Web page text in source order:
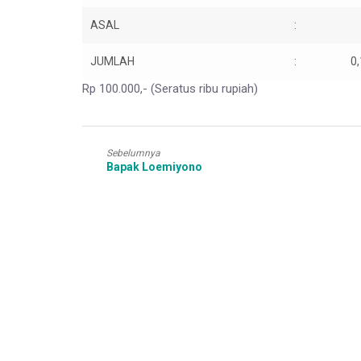
ASAL :
JUMLAH :
Rp 100.000,- (Seratus ribu rupiah)
Sebelumnya
Bapak Loemiyono